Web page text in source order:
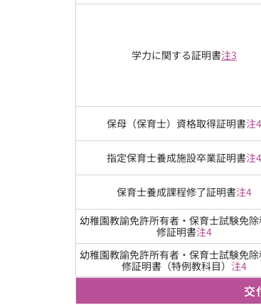
学力に関する証明書注3
保母（保育士）資格取得証明書注4
指定保育士養成施設卒業証明書注4
保育士養成課程修了証明書注4
幼稚園教諭免許所有者・保育士試験免
修証明書注4
幼稚園教諭免許所有者・保育士試験免
修証明書（特例教科目） 注4
交